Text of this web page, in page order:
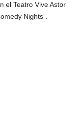
el Teatro Vive Astor
Nights”.